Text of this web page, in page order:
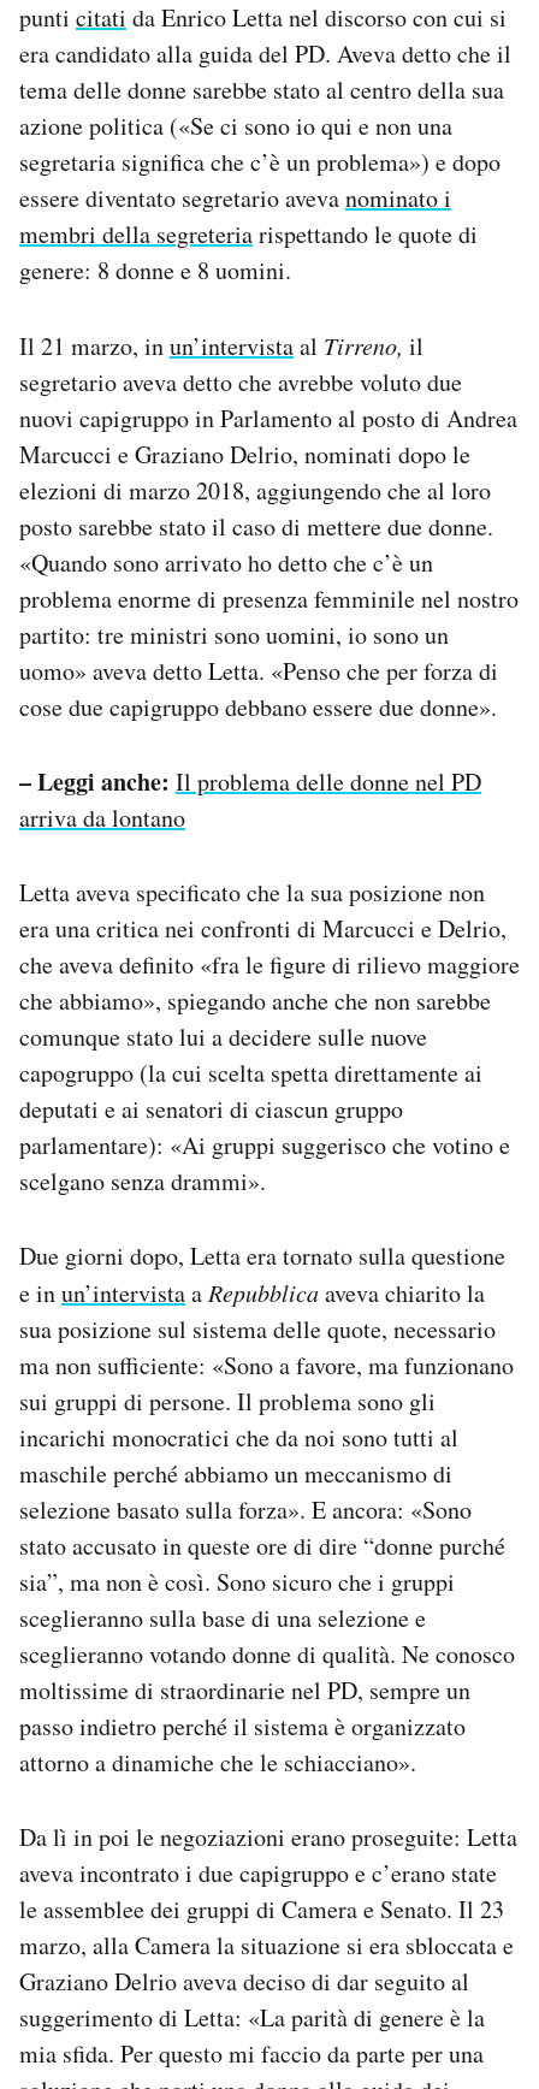
punti citati da Enrico Letta nel discorso con cui si
era candidato alla guida del PD. Aveva detto che il
tema delle donne sarebbe stato al centro della sua
azione politica («Se ci sono io qui e non una
segretaria significa che c’è un problema») e dopo
essere diventato segretario avevanominato i
membri della segreteriarispettando le quote di
genere: 8 donne e 8 uomini.
Il 21 marzo, inun’intervistaal Tirreno, il
segretario aveva detto che avrebbe voluto due
nuovi capigruppo in Parlamento al posto di Andrea
Marcucci e Graziano Delrio, nominati dopo le
elezioni di marzo 2018, aggiungendo che al loro
posto sarebbe stato il caso di mettere due donne.
«Quando sono arrivato ho detto che c’è un
problema enorme di presenza femminile nel nostro
partito: tre ministri sono uomini, io sono un
uomo» aveva detto Letta. «Penso che per forza di
cose due capigruppo debbano essere due donne».
– Leggi anche: Il problema delle donne nel PD
arriva da lontano
Letta aveva specificato che la sua posizione non
era una critica nei confronti di Marcucci e Delrio,
che aveva definito «fra le figure di rilievo maggiore
che abbiamo», spiegando anche che non sarebbe
comunque stato lui a decidere sulle nuove
capogruppo (la cui scelta spetta direttamente ai
deputati e ai senatori di ciascun gruppo
parlamentare): «Ai gruppi suggerisco che votino e
scelgano senza drammi».
Due giorni dopo, Letta era tornato sulla questione
e inun’intervistaaRepubblicaaveva chiarito la
sua posizione sul sistema delle quote, necessario
ma non sufficiente: «Sono a favore, ma funzionano
sui gruppi di persone. Il problema sono gli
incarichi monocratici che da noi sono tutti al
maschile perché abbiamo un meccanismo di
selezione basato sulla forza». E ancora: «Sono
stato accusato in queste ore di dire “donne purché
sia”, ma non è così. Sono sicuro che i gruppi
sceglieranno sulla base di una selezione e
sceglieranno votando donne di qualità. Ne conosco
moltissime di straordinarie nel PD, sempre un
passo indietro perché il sistema è organizzato
attorno a dinamiche che le schiacciano».
Da lì in poi le negoziazioni erano proseguite: Letta
aveva incontrato i due capigruppo e c’erano state
le assemblee dei gruppi di Camera e Senato. Il 23
marzo, alla Camera la situazione si era sbloccata e
Graziano Delrio aveva deciso di dar seguito al
suggerimento di Letta: «La parità di genere è la
mia sfida. Per questo mi faccio da parte per una